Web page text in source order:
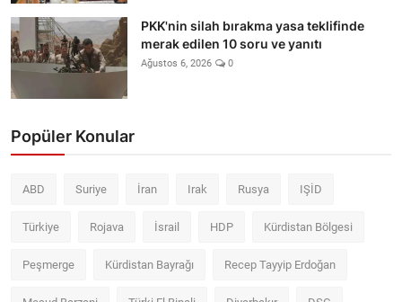
PKK'nin silah bırakma yasa teklifinde
merak edilen 10 soru ve yanıtı
Ağustos 6, 2026 0
Popüler Konular
ABD Suriye İran Irak Rusya IŞİD
Türkiye Rojava İsrail HDP Kürdistan Bölgesi
Peşmerge Kürdistan Bayrağı Recep Tayyip Erdoğan